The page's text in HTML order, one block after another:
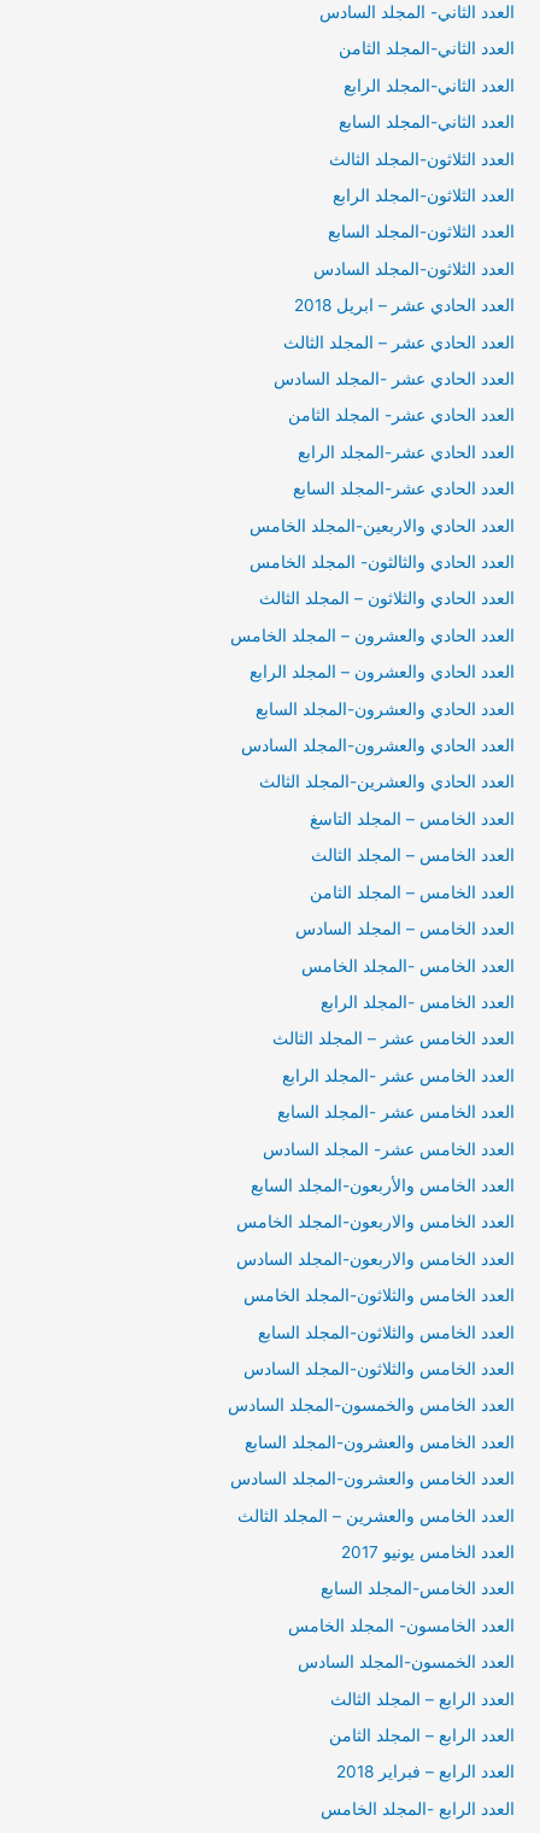
العدد الثاني- المجلد السادس
العدد الثاني-المجلد الثامن
العدد الثاني-المجلد الرابع
العدد الثاني-المجلد السابع
العدد الثلاثون-المجلد الثالث
العدد الثلاثون-المجلد الرابع
العدد الثلاثون-المجلد السابع
العدد الثلاثون-المجلد السادس
العدد الحادي عشر – ابريل 2018
العدد الحادي عشر – المجلد الثالث
العدد الحادي عشر -المجلد السادس
العدد الحادي عشر- المجلد الثامن
العدد الحادي عشر-المجلد الرابع
العدد الحادي عشر-المجلد السابع
العدد الحادي والاربعين-المجلد الخامس
العدد الحادي والثالثون- المجلد الخامس
العدد الحادي والثلاثون – المجلد الثالث
العدد الحادي والعشرون – المجلد الخامس
العدد الحادي والعشرون – المجلد الرابع
العدد الحادي والعشرون-المجلد السابع
العدد الحادي والعشرون-المجلد السادس
العدد الحادي والعشرين-المجلد الثالث
العدد الخامس – المجلد التاسغ
العدد الخامس – المجلد الثالث
العدد الخامس – المجلد الثامن
العدد الخامس – المجلد السادس
العدد الخامس -المجلد الخامس
العدد الخامس -المجلد الرابع
العدد الخامس عشر – المجلد الثالث
العدد الخامس عشر -المجلد الرابع
العدد الخامس عشر -المجلد السابع
العدد الخامس عشر- المجلد السادس
العدد الخامس والأربعون-المجلد السابع
العدد الخامس والاربعون-المجلد الخامس
العدد الخامس والاربعون-المجلد السادس
العدد الخامس والثلاثون-المجلد الخامس
العدد الخامس والثلاثون-المجلد السابع
العدد الخامس والثلاثون-المجلد السادس
العدد الخامس والخمسون-المجلد السادس
العدد الخامس والعشرون-المجلد السابع
العدد الخامس والعشرون-المجلد السادس
العدد الخامس والعشرين – المجلد الثالث
العدد الخامس يونيو 2017
العدد الخامس-المجلد السابع
العدد الخامسون- المجلد الخامس
العدد الخمسون-المجلد السادس
العدد الرابع – المجلد الثالث
العدد الرابع – المجلد الثامن
العدد الرابع – فبراير 2018
العدد الرابع -المجلد الخامس